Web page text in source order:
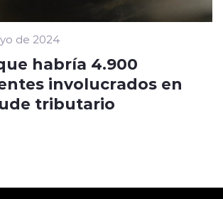
de 2024
habría 4.900
involucrados en
tributario